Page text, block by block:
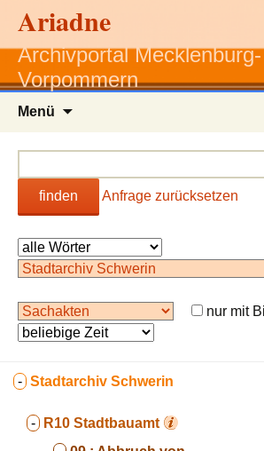
Ariadne
Archivportal Mecklenburg-
Vorpommern
Menü
finden Anfrage zurücksetzen
nur mit
- Stadtarchiv Schwerin
- R10 Stadtbauamt